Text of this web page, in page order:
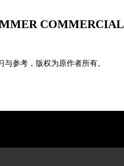
COMMERCIAL
与参考，版权为原作者所有。